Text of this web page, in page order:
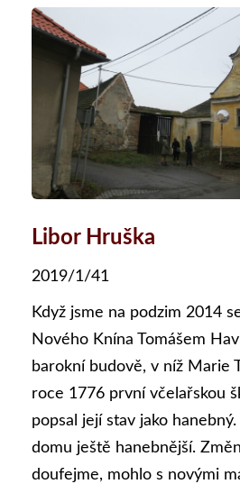
Libor Hruška
2019/1/41
Když jsme na podzim 2014
Nového Knína Tomášem
barokní budově, v níž Marie
roce 1776 první včelařskou
popsal její stav jako
domu ještě hanebnější.
doufejme, mohlo s novými